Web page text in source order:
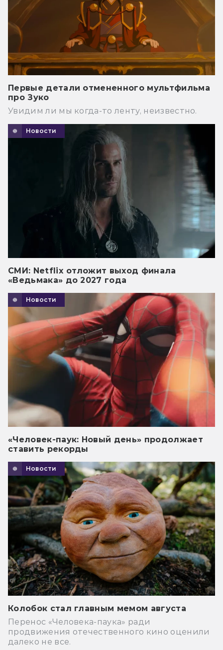
Первые детали отмененного мультфильма
про Зуко
Увидим ли мы когда-то ленту, неизвестно.
Новости
СМИ: Netflix отложит выход финала
«Ведьмака» до 2027 года
Новости
«Человек-паук: Новый день» продолжает
ставить рекорды
Новости
Колобок стал главным мемом августа
Перенос «Человека-паука» ради
продвижения отечественного кино оценили
далеко не все.